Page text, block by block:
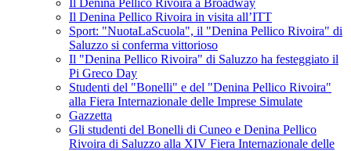
Il Denina Pellico Rivoira a Broadway
Il Denina Pellico Rivoira in visita all’ITT
Sport: "NuotaLaScuola", il "Denina Pellico Rivoira" di
Saluzzo si conferma vittorioso
Il "Denina Pellico Rivoira" di Saluzzo ha festeggiato il
Pi Greco Day
Studenti del "Bonelli" e del "Denina Pellico Rivoira"
alla Fiera Internazionale delle Imprese Simulate
Gazzetta
Gli studenti del Bonelli di Cuneo e Denina Pellico
Rivoira di Saluzzo alla XIV Fiera Internazionale delle